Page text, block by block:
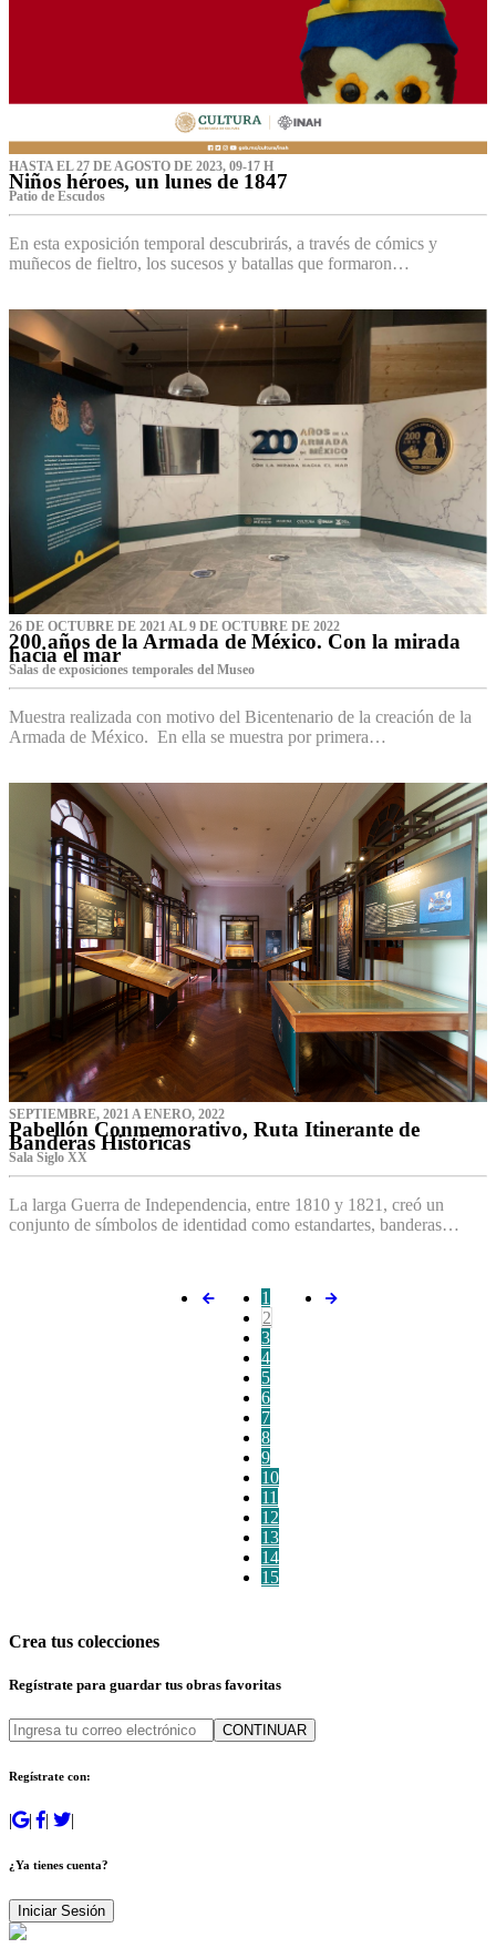
HASTA EL 27 DE AGOSTO DE 2023, 09-17 H
Niños héroes, un lunes de 1847
Patio de Escudos
En esta exposición temporal descubrirás, a través de cómics y
muñecos de fieltro, los sucesos y batallas que formaron…
26 DE OCTUBRE DE 2021 AL 9 DE OCTUBRE DE 2022
200 años de la Armada de México. Con la mirada
hacia el mar
Salas de exposiciones temporales del Museo‌
Muestra realizada con motivo del Bicentenario de la creación de la
Armada de México. En ella se muestra por primera…
SEPTIEMBRE, 2021 A ENERO, 2022
Pabellón Conmemorativo, Ruta Itinerante de
Banderas Históricas
Sala Siglo XX
La larga Guerra de Independencia, entre 1810 y 1821, creó un
conjunto de símbolos de identidad como estandartes, banderas…
1
2
3
4
5
6
7
8
9
10
11
12
13
14
15
Crea tus colecciones
Regístrate para guardar tus obras favoritas
CONTINUAR
Regístrate con:
| | | |
¿Ya tienes cuenta?
Iniciar Sesión